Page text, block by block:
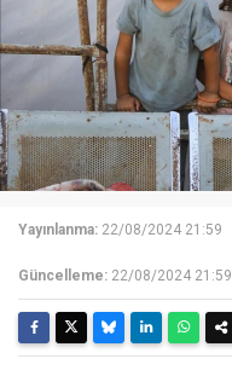
Yayınlanma: 22/08/2024 21:59
Güncelleme: 22/08/2024 21:59